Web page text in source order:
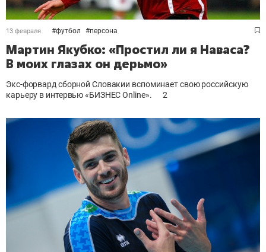
13 февраля #футбол #персона
Мартин Якубко: «Простил ли я Наваса?
В моих глазах он дерьмо»
Экс-форвард сборной Словакии вспоминает свою российскую
карьеру в интервью «БИЗНЕС Online».
2